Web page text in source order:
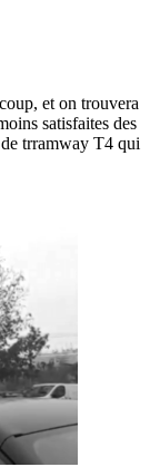
et on trouvera
satisfaites des
trramway T4 qui